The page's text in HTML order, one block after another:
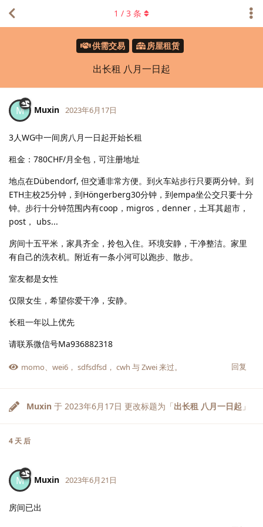
供需交易 房屋租赁
出长租 八月一日起
1 / 3 条
M Muxin 2023年6月17日
3人WG中一间房八月一日起开始长租
租金：780CHF/月全包，可注册地址
地点在Dübendorf, 但交通非常方便。到火车站步行只要两分钟。到
ETH主校25分钟，到Höngerberg30分钟，到empa坐公交只要十分
钟。步行十分钟范围内有coop，migros，denner，土耳其超市，
post， ubs...
房间十五平米，家具齐全，拎包入住。环境安静，干净整洁。家里
有自己的洗衣机。附近有一条小河可以跑步、散步。
室友都是女性
仅限女生，希望你爱干净，安静。
长租一年以上优先
请联系微信号Ma936882318
回复
momo、 wei6 ， sdfsdfsd ， cwh 与Zwei来过。
Muxin 于 2023年6月17日 更改标题为「出长租 八月一日起 」
4 天 后
M Muxin 2023年6月21日
房间已出